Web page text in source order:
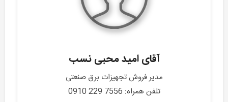
آقای امید محبی نسب
مدیر فروش تجهیزات برق صنعتی
تلفن همراه: 0910 229 7556